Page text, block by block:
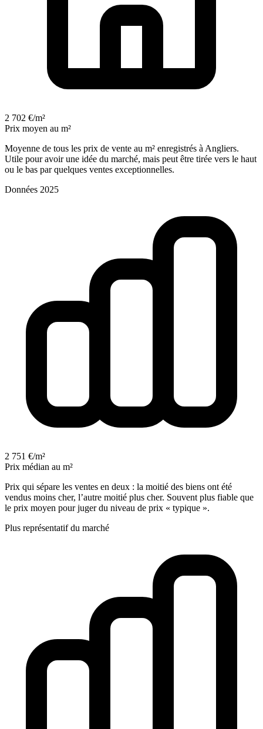
2 702 €/m²
Prix moyen au m²
Moyenne de tous les prix de vente au m² enregistrés à Angliers.
Utile pour avoir une idée du marché, mais peut être tirée vers le haut
ou le bas par quelques ventes exceptionnelles.
Données 2025
2 751 €/m²
Prix médian au m²
Prix qui sépare les ventes en deux : la moitié des biens ont été
vendus moins cher, l’autre moitié plus cher. Souvent plus fiable que
le prix moyen pour juger du niveau de prix « typique ».
Plus représentatif du marché